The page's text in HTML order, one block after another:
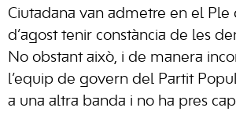
Ciutadana van admetre en el Ple
d’agost tenir constància de les
No obstant això, i de manera
l’equip de govern del Partit
a una altra banda i no ha pres